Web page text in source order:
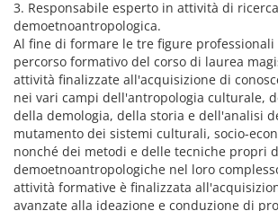
3. Responsabile esperto in attività di
demoetnoantropologica.
Al fine di formare le tre figure
percorso formativo del corso di laurea
attività finalizzate all'acquisizione di
nei vari campi dell'antropologia culturale,
della demologia, della storia e dell'analisi
mutamento dei sistemi culturali, socio-
nonché dei metodi e delle tecniche propri
demoetnoantropologiche nel loro
attività formative è finalizzata
avanzate alla ideazione e conduzione di